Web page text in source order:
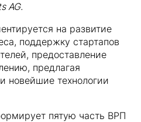
AG.
на развитие
поддержку стартапов
предоставление
предлагая
новейшие технологии
пятую часть ВРП